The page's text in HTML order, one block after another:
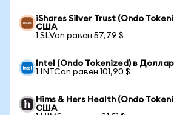
iShares Silver Trust (Ondo
США
1 SLVon равен 57,79 $
Intel (Ondo Tokenized) в
1 INTCon равен 101,90 $
Hims & Hers Health (Ondo
США